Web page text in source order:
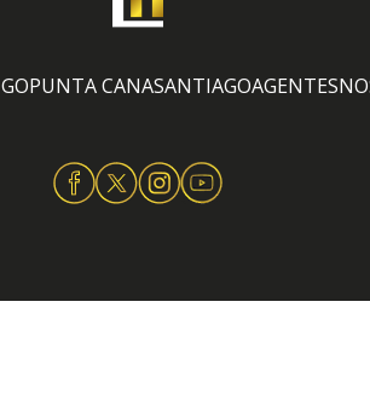
PUNTA CANASANTIAGOAGENTES